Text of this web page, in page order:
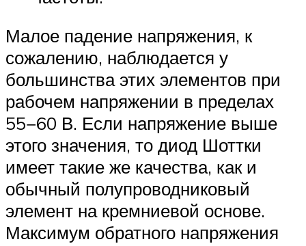
Малое падение напряжения, к
сожалению, наблюдается у
большинства этих элементов при
рабочем напряжении в пределах
55−60 В. Если напряжение выше
этого значения, то диод Шоттки
имеет такие же качества, как и
обычный полупроводниковый
элемент на кремниевой основе.
Максимум обратного напряжения